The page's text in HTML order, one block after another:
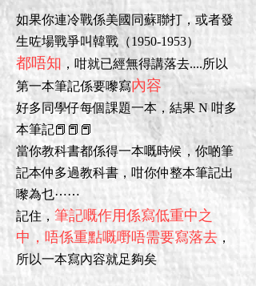
如果你連冷戰係美國同蘇聯打，或者發
生咗場戰爭叫韓戰（1950-1953）
都唔知 ， 咁就已經無得講落去....所以
第一本筆記係要嚟寫內容
好多同學仔每個課題一本，結果 N 咁多
本筆記📕📕📕
當你教科書都係得一本嘅時候，你啲筆
記本仲多過教科書，咁你仲整本筆記出
嚟為乜⋯⋯
記住， 筆記嘅作用係寫低重中之
中，唔係重點嘅嘢唔需要寫落去 ，
所以一本寫內容就足夠矣